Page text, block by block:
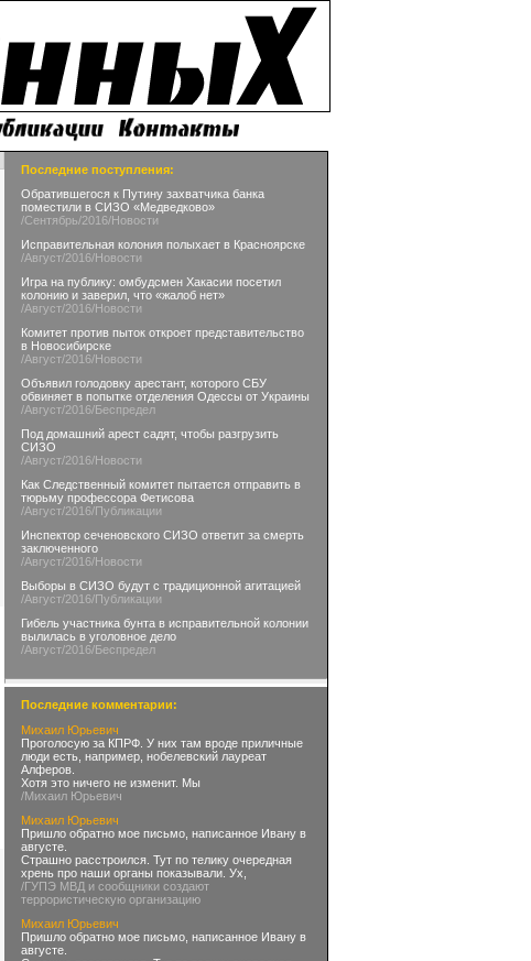
Последние поступления:
Обратившегося к Путину захватчика банка
поместили в СИЗО «Медведково»
/Сентябрь/2016/Новости
Исправительная колония полыхает в Красноярске
/Август/2016/Новости
Игра на публику: омбудсмен Хакасии посетил
колонию и заверил, что «жалоб нет»
/Август/2016/Новости
Комитет против пыток откроет представительство
в Новосибирске
/Август/2016/Новости
Объявил голодовку арестант, которого СБУ
обвиняет в попытке отделения Одессы от Украины
/Август/2016/Беспредел
Под домашний арест садят, чтобы разгрузить
СИЗО
/Август/2016/Новости
Как Следственный комитет пытается отправить в
тюрьму профессора Фетисова
/Август/2016/Публикации
Инспектор сеченовского СИЗО ответит за смерть
заключенного
/Август/2016/Новости
Выборы в СИЗО будут с традиционной агитацией
/Август/2016/Публикации
Гибель участника бунта в исправительной колонии
вылилась в уголовное дело
/Август/2016/Беспредел
Последние комментарии:
Михаил Юрьевич
Проголосую за КПРФ. У них там вроде приличные
люди есть, например, нобелевский лауреат
Алферов.
Хотя это ничего не изменит. Мы
/Михаил Юрьевич
Михаил Юрьевич
Пришло обратно мое письмо, написанное Ивану в
августе.
Страшно расстроился. Тут по телику очередная
хрень про наши органы показывали. Ух,
/ГУПЭ МВД и сообщники создают
террористическую организацию
Михаил Юрьевич
Пришло обратно мое письмо, написанное Ивану в
августе.